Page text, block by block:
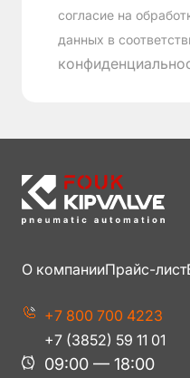
согласие на
данных в
О компанииПрайс-лист
+7 800 700 4223
+7 (3852) 59 11 01
09:00 — 18:00